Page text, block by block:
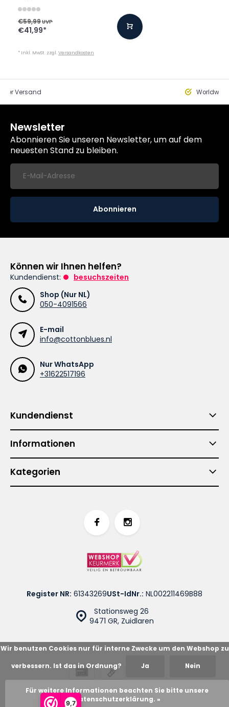
9,7
€59,99UVP
€41,99*
* Inkl. MwSt. zzgl.Versandkosten
Versand
Newsletter
Abonnieren Sie unseren Newsletter, um auf dem
neuesten Stand zu bleiben.
Abonnieren
Können wir Ihnen helfen?
Kundendienst:
besuchszeiten
Shop (Nur NL)
050-4091566
E-mail
info@cottonblues.nl
Nur WhatsApp
+31622517196
Kundendienst
Informationen
Kategorien
Stationsweg 26
9471 GR, Zuidlaren
Register NR: 61343269USt-IdNr.: NL002211469B88
© Cotton Blues
Wir benutzen Cookies nur für interne Zwecke um den Webshop zu
verbessern. Ist das in Ordnung? Ja Nein
Für weitere Informationen beachten Sie bitte unsere
Datenschutzerklärung. »